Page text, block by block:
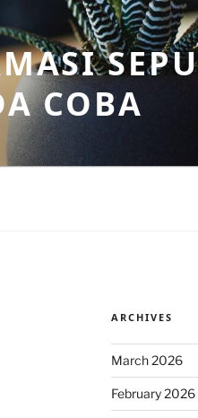
COBA
ARCHIVES
March 2026
February 2026